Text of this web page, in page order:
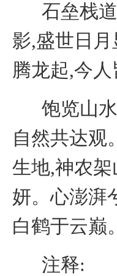
石垒栈
影,盛世日
腾龙起,今
饱览山
自然共达观
生地,神农
妍。心澎湃
白鹤于云巅
注释: